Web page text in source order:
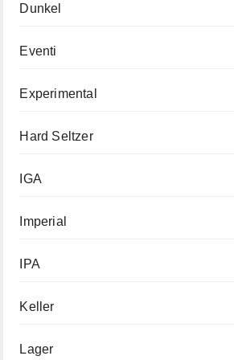
Dunkel
Eventi
Experimental
Hard Seltzer
IGA
Imperial
IPA
Keller
Lager